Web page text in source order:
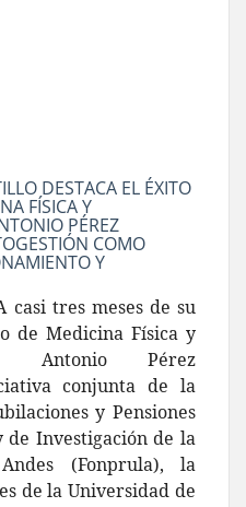
DESTACA EL ÉXITO
FÍSICA Y
PÉREZ
COMO
Y
casi tres meses de su
de Medicina Física y
Antonio Pérez
conjunta de la
y Pensiones
de Investigación de la
(Fonprula), la
de la Universidad de